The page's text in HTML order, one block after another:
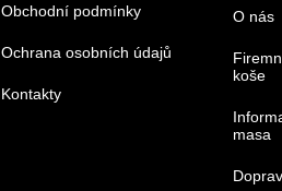
Obchodní podmínky
Ochrana osobních údajů
Kontakty
O nás
koše
masa